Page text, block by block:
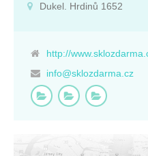
garáži. Montáž tažných
zabezpečení vozů
DIČ: CZ8002290692 +420
+420 777 622 662
Dukel. Hrdinů 1652
http://
info@sklozdarma.cz